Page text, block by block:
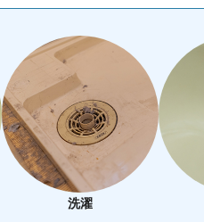
洗濯